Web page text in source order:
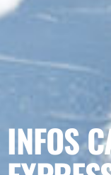
INFOS